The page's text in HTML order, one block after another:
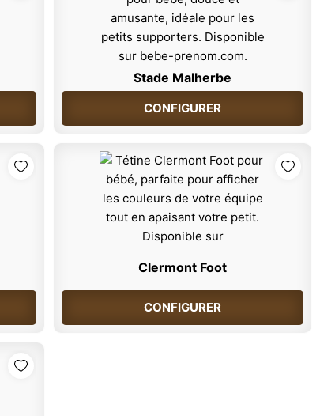
Stade Malherbe
CONFIGURER
Clermont Foot
CONFIGURER